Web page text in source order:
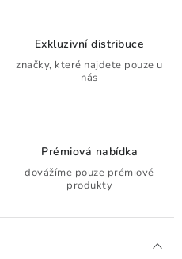
Exkluzivní distribuce
značky, které najdete pouze u
nás
Prémiová nabídka
dovážíme pouze prémiové
produkty